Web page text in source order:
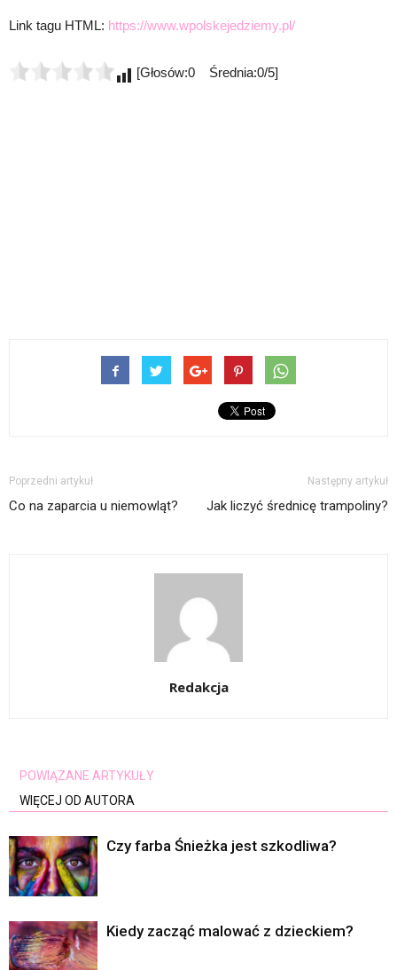
Link tagu HTML: https://www.wpolskejedziemy.pl/
[Głosów:0 Średnia:0/5]
Poprzedni artykuł
Co na zaparcia u niemowląt?
Następny artykuł
Jak liczyć średnicę trampoliny?
Redakcja
POWIĄZANE ARTYKUŁY
WIĘCEJ OD AUTORA
Czy farba Śnieżka jest szkodliwa?
Kiedy zacząć malować z dzieckiem?